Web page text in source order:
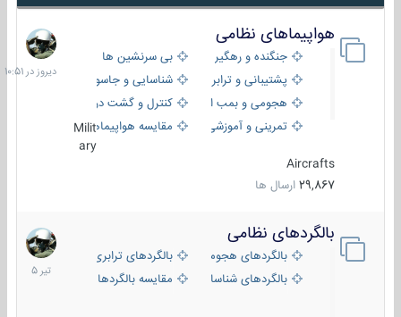
هواپیماهای نظامی
جنگنده و رهگیر
بی سرنشین ها
پشتیبانی و ترابری
شناسایی و جاسوسی
هجومی و بمب افکن
کنترل و گشت دریایی
تمرینی و آموزشی
مقایسه هواپیماهاMilit
ary
Aircrafts
29,867 ارسال ها
دیروز
در
10:51
بالگردهای نظامی
بالگردهای هجومی
بالگردهای ترابری
بالگردهای شناسایی
مقایسه بالگردها
22
تیر
1405